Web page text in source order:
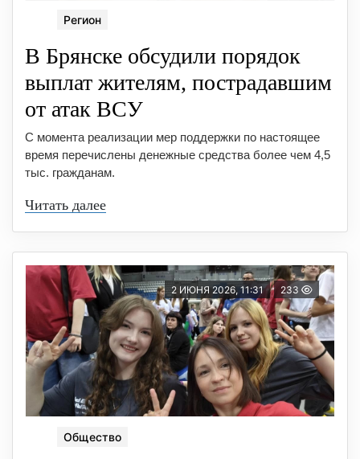
Регион
В Брянске обсудили порядок
выплат жителям, пострадавшим
от атак ВСУ
С момента реализации мер поддержки по настоящее
время перечислены денежные средства более чем 4,5
тыс. гражданам.
Читать далее
2 ИЮНЯ 2026, 11:31 233
Общество